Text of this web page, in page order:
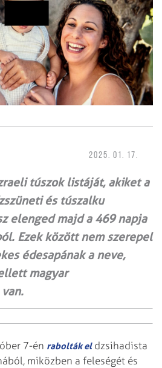
2025. 01. 17.
túszok listáját, akiket a
és túszalku
elenged majd a 469 napja
Ezek között nem szerepel
édesapának a neve,
magyar
7-én rabolták eldzsihadista
miközben a feleségét és